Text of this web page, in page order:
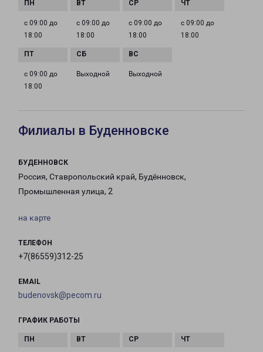
с 09:00 до
18:00
с 09:00 до
18:00
с 09:00 до
18:00
с 09:00 до
18:00
с 09:00 до
18:00
Выходной Выходной
Филиалы в Буденновске
БУДЕННОВСК
Россия, Ставропольский край, Будённовск,
Промышленная улица, 2
на карте
ТЕЛЕФОН
+7(86559)312-25
EMAIL
budenovsk@pecom.ru
ГРАФИК РАБОТЫ